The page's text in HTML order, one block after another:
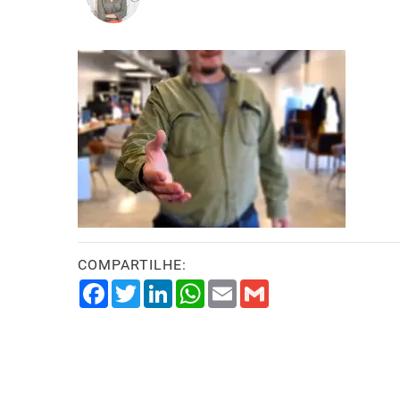
COMPARTILHE:
FacebookTwitterLinkedInWhatsApp
Email